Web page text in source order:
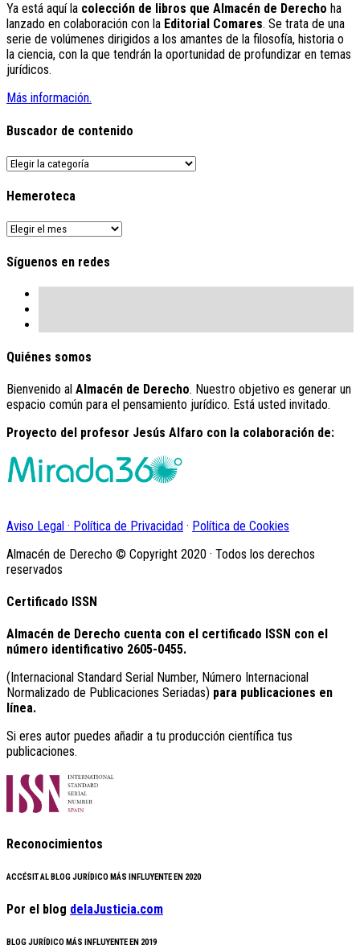
Ya está aquí la colección de libros que Almacén de Derecho ha
lanzado en colaboración con la Editorial Comares. Se trata de una
serie de volúmenes dirigidos a los amantes de la filosofía, historia o
la ciencia, con la que tendrán la oportunidad de profundizar en temas
jurídicos.
Más información.
Buscador de contenido
Buscador
contenido
Hemeroteca
Hemeroteca
Síguenos en redes
Quiénes somos
Bienvenido al Almacén de Derecho. Nuestro objetivo es generar un
espacio común para el pensamiento jurídico. Está usted invitado.
Proyecto del profesor Jesús Alfaro con la colaboración de:
Aviso Legal · Política de Privacidad · Política de Cookies
Almacén de Derecho © Copyright 2020 · Todos los derechos
reservados
Certificado ISSN
Almacén de Derecho cuenta con el certificado ISSN con el
número identificativo 2605-0455.
(Internacional Standard Serial Number, Número Internacional
Normalizado de Publicaciones Seriadas) para publicaciones en
línea.
Si eres autor puedes añadir a tu producción científica tus
publicaciones.
Reconocimientos
ACCÉSIT AL BLOG JURÍDICO MÁS INFLUYENTE EN 2020
Por el blog delaJusticia.com
BLOG JURÍDICO MÁS INFLUYENTE EN 2019